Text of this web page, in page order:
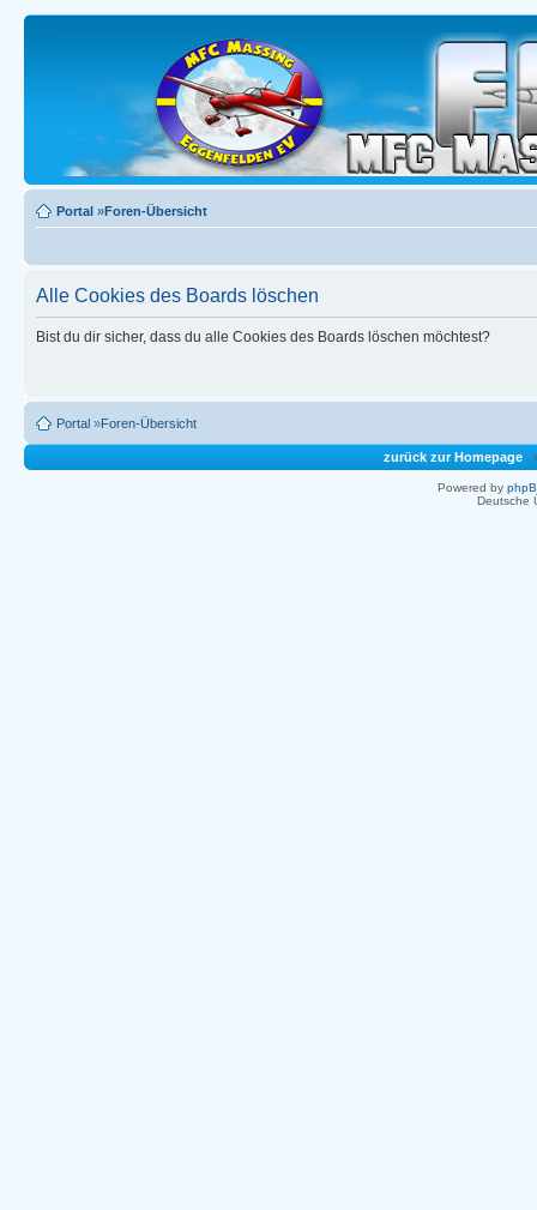
Portal »Foren-Übersicht
Alle Cookies des Boards löschen
Bist du dir sicher, dass du alle Cookies des Boards löschen möchtest?
Portal »Foren-Übersicht
zurück zur Homepage ‹
Powered by
Deutsche